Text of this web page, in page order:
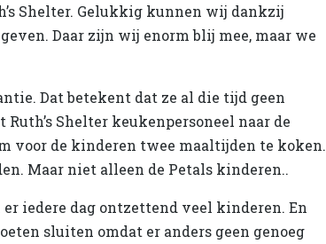
Shelter. Gelukkig kunnen wij dankzij
Daar zijn wij enorm blij mee, maar we
Dat betekent dat ze al die tijd geen
Shelter keukenpersoneel naar de
voor de kinderen twee maaltijden te koken.
Maar niet alleen de Petals kinderen..
iedere dag ontzettend veel kinderen. En
sluiten omdat er anders geen genoeg